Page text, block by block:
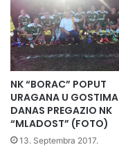
I
Š
T
E
N
G
O
L
N
A
I
R
I
Z
M
A
L
E
P
E
NK “BORAC” POPUT
URAGANA U GOSTIMA
DANAS PREGAZIO NK
“MLADOST” (FOTO)
13. Septembra 2017.